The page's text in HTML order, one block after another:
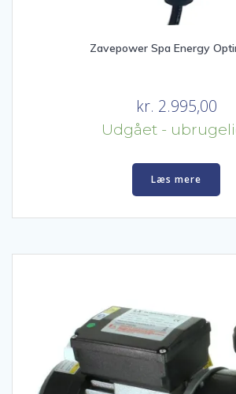
Zavepower Spa Energy
kr. 2.995,00
Udgået -
Læs mere